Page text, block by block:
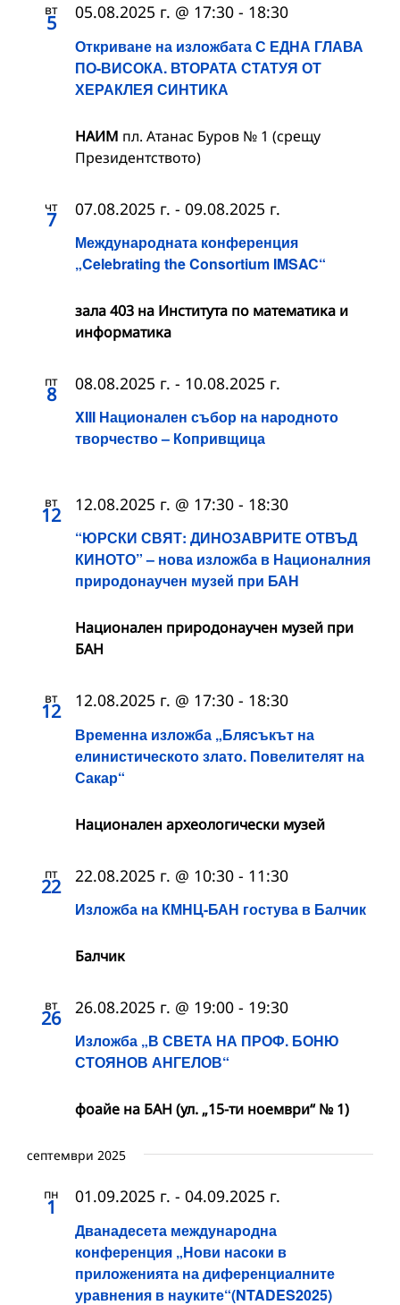
вт
5
Откриване на изложбата С ЕДНА ГЛАВА
ПО-ВИСОКА. ВТОРАТА СТАТУЯ ОТ
ХЕРАКЛЕЯ СИНТИКА
05.08.2025 г. @ 17:30 - 18:30
НАИМ пл. Атанас Буров № 1 (срещу
Президентството)
чт
7
Международната конференция
„Celebrating the Consortium IMSAC“
07.08.2025 г. - 09.08.2025 г.
зала 403 на Института по математика и
информатика
пт
8
XIII Национален събор на народното
творчество – Копривщица
08.08.2025 г. - 10.08.2025 г.
вт
12
“ЮРСКИ СВЯТ: ДИНОЗАВРИТЕ ОТВЪД
КИНОТО” – нова изложба в Националния
природонаучен музей при БАН
12.08.2025 г. @ 17:30 - 18:30
Национален природонаучен музей при
БАН
вт
12
Временна изложба „Блясъкът на
елинистическото злато. Повелителят на
Сакар“
12.08.2025 г. @ 17:30 - 18:30
Национален археологически музей
пт
22
Изложба на КМНЦ-БАН гостува в Балчик
22.08.2025 г. @ 10:30 - 11:30
Балчик
вт
26
Изложба „В СВЕТА НА ПРОФ. БОНЮ
СТОЯНОВ АНГЕЛОВ“
26.08.2025 г. @ 19:00 - 19:30
фоайе на БАН (ул. „15-ти ноември“ № 1)
септември 2025
пн
1
Дванадесета международна
конференция „Нови насоки в
приложенията на диференциалните
уравнения в науките“(NTADES2025)
01.09.2025 г. - 04.09.2025 г.